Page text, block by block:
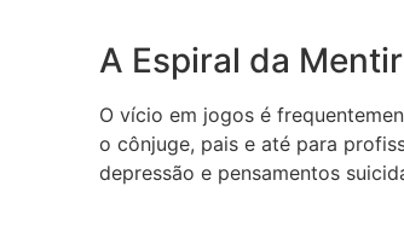
A Espiral da
O vício em jogos é
o cônjuge, pais e até para
depressão e pensamentos